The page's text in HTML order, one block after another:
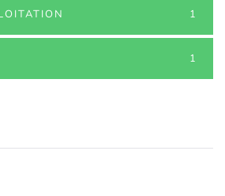
1
1